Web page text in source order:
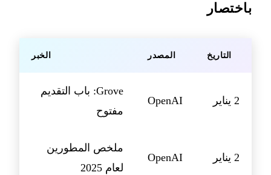
باختصار
التاريخ المصدر الخبر
2 يناير OpenAI
Grove: باب التقديم
مفتوح
2 يناير OpenAI
ملخص المطورين
لعام 2025